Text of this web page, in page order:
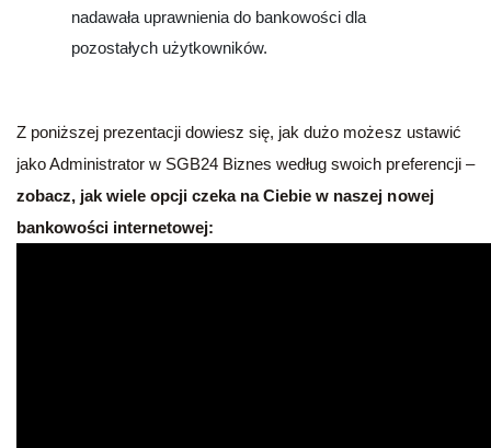
nadawała uprawnienia do bankowości dla
pozostałych użytkowników.
Z poniższej prezentacji dowiesz się, jak dużo możesz ustawić
jako Administrator w SGB24 Biznes według swoich preferencji –
zobacz, jak wiele opcji czeka na Ciebie w naszej nowej
bankowości internetowej: